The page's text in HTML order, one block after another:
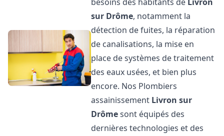
sur Drôme, notamment la
détection de fuites, la réparation
de canalisations, la mise en
place de systèmes de traitement
des eaux usées, et bien plus
encore. Nos Plombiers
assainissement Livron sur
Drômesont équipés des
dernières technologies et des